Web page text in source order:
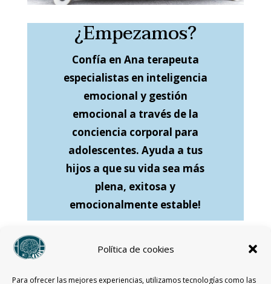
Política de cookies
Para ofrecer las mejores experiencias, utilizamos tecnologías como las
¿Empezamos?
Confía en Ana terapeuta
especialistas en inteligencia
emocional y gestión
emocional a través de la
conciencia corporal para
adolescentes. Ayuda a tus
hijos a que su vida sea más
plena, exitosa y
emocionalmente estable!